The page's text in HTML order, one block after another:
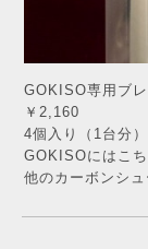
GOKISO専用ブ
￥2,160
4個入り（1台分）
GOKISOにはこ
他のカーボンシ